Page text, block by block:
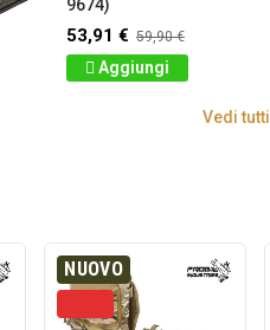
9674)
53,91 € 59,90 €
Aggiungi
Vedi tutti
NUOVO